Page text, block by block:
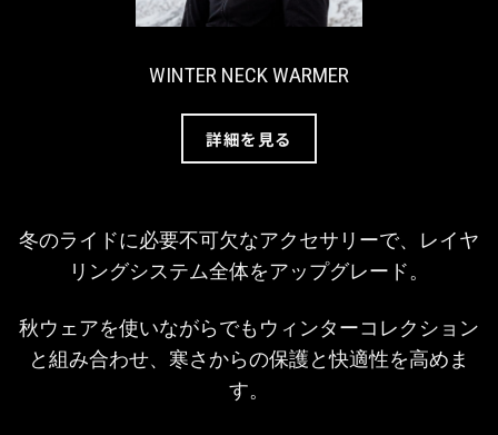
WINTER NECK WARMER
詳細を見る
冬のライドに必要不可欠なアクセサリーで、レイヤ
リングシステム全体をアップグレード。
秋ウェアを使いながらでもウィンターコレクション
と組み合わせ、寒さからの保護と快適性を高めま
す。